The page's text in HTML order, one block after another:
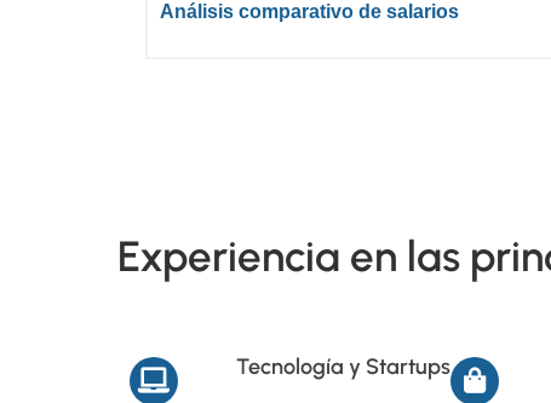
Análisis comparativo de salarios
Experiencia en las
Tecnología y Startups